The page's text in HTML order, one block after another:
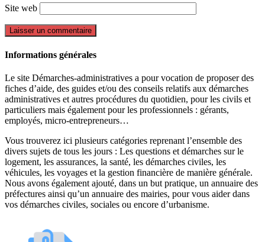
Site web
Informations générales
Le site Démarches-administratives a pour vocation de proposer des
fiches d’aide, des guides et/ou des conseils relatifs aux démarches
administratives et autres procédures du quotidien, pour les civils et
particuliers mais également pour les professionnels : gérants,
employés, micro-entrepreneurs…
Vous trouverez ici plusieurs catégories reprenant l’ensemble des
divers sujets de tous les jours : Les questions et démarches sur le
logement, les assurances, la santé, les démarches civiles, les
véhicules, les voyages et la gestion financière de manière générale.
Nous avons également ajouté, dans un but pratique, un annuaire des
préfectures ainsi qu’un annuaire des mairies, pour vous aider dans
vos démarches civiles, sociales ou encore d’urbanisme.